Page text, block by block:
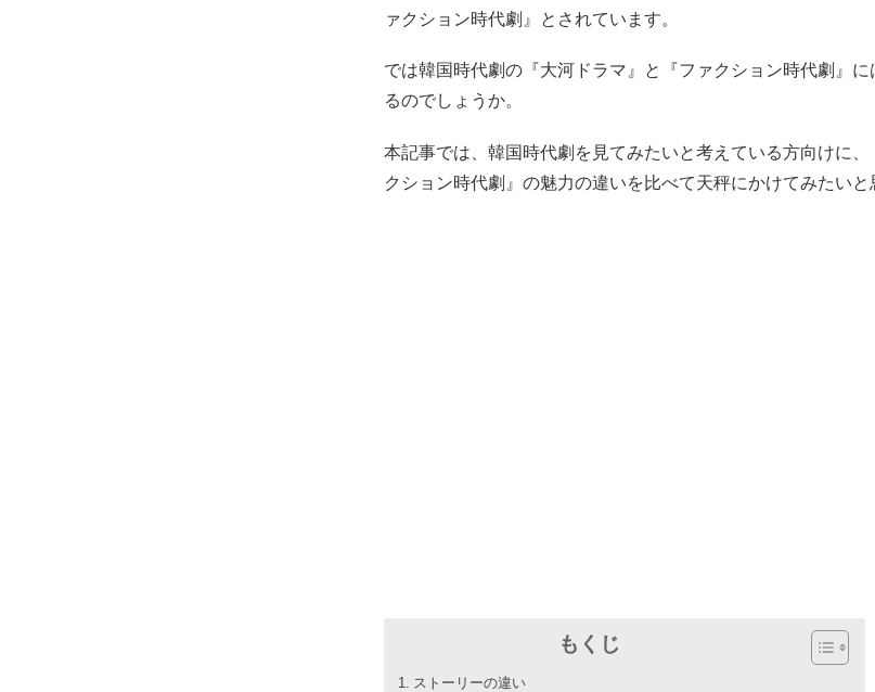
ァクション時代劇』とされています。
では韓国時代劇の『大河ドラマ』と『ファクション時代劇』
るのでしょうか。
本記事では、韓国時代劇を見てみたいと考えている方向けに
クション時代劇』の魅力の違いを比べて天秤にかけてみたいと
もくじ
ストーリーの違い